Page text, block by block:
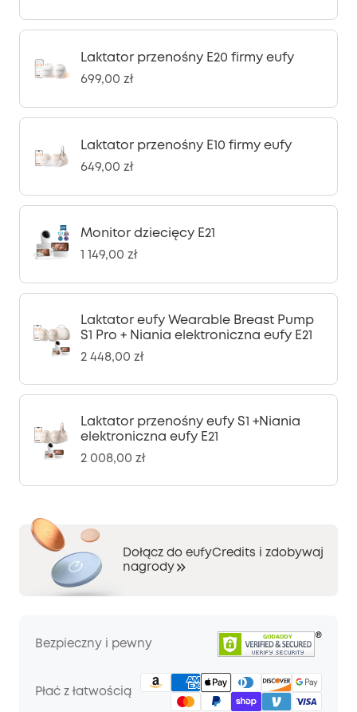
Laktator przenośny E20 firmy eufy
699,00 zł
Laktator przenośny E10 firmy eufy
649,00 zł
Monitor dziecięcy E21
1 149,00 zł
Laktator eufy Wearable Breast Pump
S1 Pro + Niania elektroniczna eufy E21
2 448,00 zł
Laktator przenośny eufy S1 +Niania
elektroniczna eufy E21
2 008,00 zł
Dołącz do eufyCredits i zdobywaj
nagrody
Bezpieczny i pewny
Płać z łatwością